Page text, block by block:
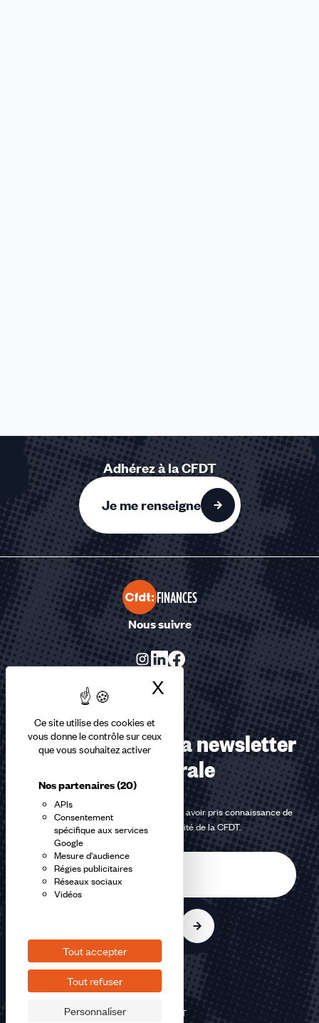
Ce site utilise des cookies et
vous donne le contrôle sur ceux
que vous souhaitez activer
Nos partenaires(20)
APIs
Consentement
spécifique aux services
Google
Mesure d'audience
Régies publicitaires
Réseaux sociaux
Vidéos
Tout accepter
Tout refuser
Personnaliser
X Masquer le
Adhérez à la CFDT
Je me renseigne
FINANCES
Nous suivre
Abonnez-vous à la newsletter
confédérale
En m'inscrivant à la newsletter, j'affirme avoir pris connaissance de
lapolitique de confidentialité de la CFDT.
©2026 CFDT